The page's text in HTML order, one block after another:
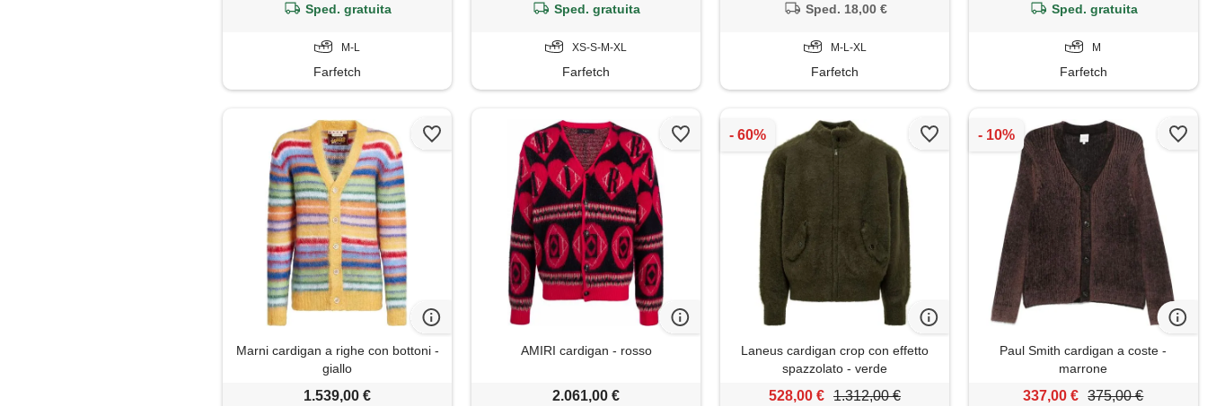
Sped. gratuita
M-L
Farfetch
Sped. gratuita
XS-S-M-XL
Farfetch
Sped. 18,00 €
M-L-XL
Farfetch
Sped. gratuita
M
Farfetch
Marni cardigan a righe con bottoni -
giallo
1.539,00 €
AMIRI cardigan - rosso
2.061,00 €
Laneus cardigan crop con effetto
spazzolato - verde
528,00 € 1.312,00 €
Paul Smith cardigan a coste -
marrone
337,00 € 375,00 €